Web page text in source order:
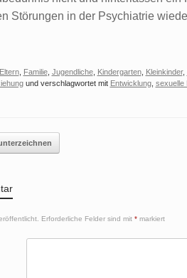
Störungen in der Psychiatrie
Eltern, Familie, Jugendliche, Kindergarten, Kleinkinder,
und verschlagwortet mit Entwicklung, sexuelle
Erforderliche Felder sind mit *markiert